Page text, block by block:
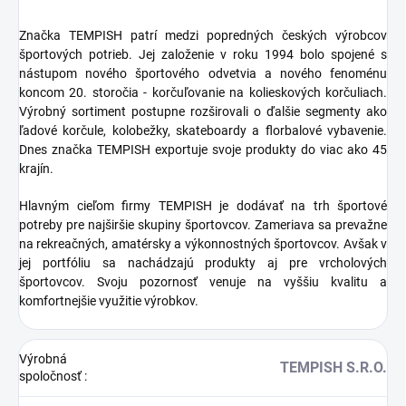
Značka TEMPISH patrí medzi popredných českých výrobcov
športových potrieb. Jej založenie v roku 1994 bolo spojené s
nástupom nového športového odvetvia a nového fenoménu
koncom 20. storočia - korčuľovanie na kolieskových korčuliach.
Výrobný sortiment postupne rozširovali o ďalšie segmenty ako
ľadové korčule, kolobežky, skateboardy a florbalové vybavenie.
Dnes značka TEMPISH exportuje svoje produkty do viac ako 45
krajín.
Hlavným cieľom firmy TEMPISH je dodávať na trh športové
potreby pre najširšie skupiny športovcov. Zameriava sa prevažne
na rekreačných, amatérsky a výkonnostných športovcov. Avšak v
jej portfóliu sa nachádzajú produkty aj pre vrcholových
športovcov. Svoju pozornosť venuje na vyššiu kvalitu a
komfortnejšie využitie výrobkov.
Výrobná
spoločnosť: TEMPISH S.R.O.